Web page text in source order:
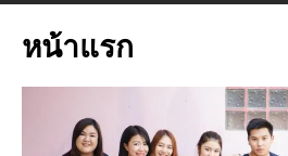
หน้าแรก